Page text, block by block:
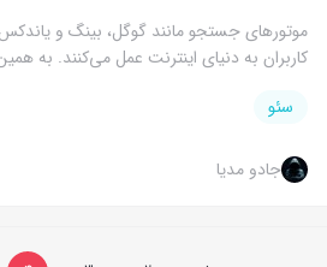
موتورهای جستجو مانند گوگل، بینگ و یاندکس
کاربران به دنیای اینترنت عمل می‌کنند. به
سئو
جادو مدیا